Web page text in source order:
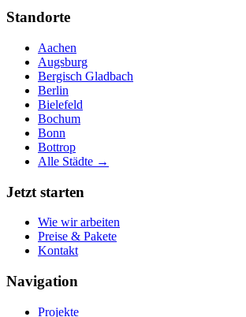
Standorte
Aachen
Augsburg
Bergisch Gladbach
Berlin
Bielefeld
Bochum
Bonn
Bottrop
Alle Städte →
Jetzt starten
Wie wir arbeiten
Preise & Pakete
Kontakt
Navigation
Projekte